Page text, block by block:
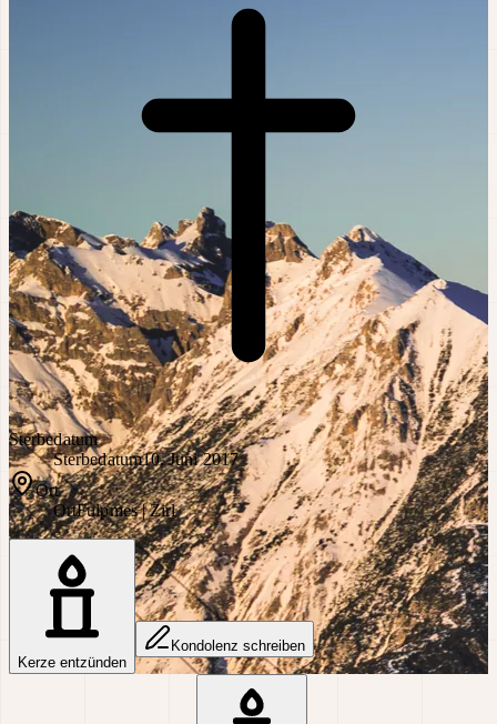
Sterbedatum
Sterbedatum10. Juni 2017
Ort
OrtFulpmes | Zirl
Kerze entzünden
Kondolenz schreiben